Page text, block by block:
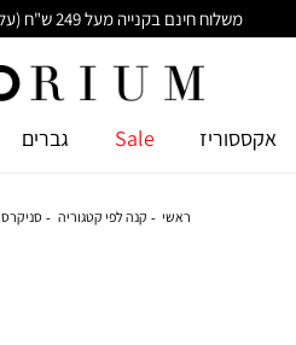
משלוח חינם בקנייה מעל 249 ש"ח (עלות משלוח החל מ-14.90 ש"ח)
אקססוריז Sale גברים
ראשי קנה לפי קטגוריה סניקרס LAUREL COURT לנשים